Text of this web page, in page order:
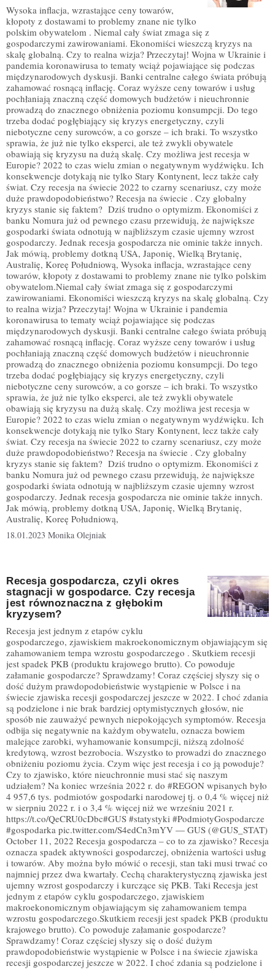
Wysoka inflacja, wzrastające ceny towarów,
kłopoty z dostawami to problemy znane nie tylko
polskim obywatelom . Niemal cały świat zmaga się z
gospodarczymi zawirowaniami. Ekonomiści wieszczą kryzys na
skalę globalną. Czy to realna wizja? Przeczytaj! Wojna w Ukrainie i
pandemia koronawirusa to tematy wciąż pojawiające się podczas
międzynarodowych dyskusji. Banki centralne całego świata próbują
zahamować rosnącą inflację. Coraz wyższe ceny towarów i usług
pochłaniają znaczną część domowych budżetów i nieuchronnie
prowadzą do znacznego obniżenia poziomu konsumpcji. Do tego
trzeba dodać pogłębiający się kryzys energetyczny, czyli
niebotyczne ceny surowców, a co gorsze – ich braki. To wszystko
sprawia, że już nie tylko eksperci, ale też zwykli obywatele
obawiają się kryzysu na dużą skalę. Czy możliwa jest recesja w
Europie? 2022 to czas wielu zmian o negatywnym wydźwięku. Ich
konsekwencje dotykają nie tylko Stary Kontynent, lecz także cały
świat. Czy recesja na świecie 2022 to czarny scenariusz, czy może
duże prawdopodobieństwo? Recesja na świecie . Czy globalny
kryzys stanie się faktem? Dziś trudno o optymizm. Ekonomiści z
banku Nomura już od pewnego czasu przewidują, że największe
gospodarki świata odnotują w najbliższym czasie ujemny wzrost
gospodarczy. Jednak recesja gospodarcza nie ominie także innych.
Jak mówią, problemy dotkną USA, Japonię, Wielką Brytanię,
Australię, Koreę Południową, Wysoka inflacja, wzrastające ceny
towarów, kłopoty z dostawami to problemy znane nie tylko polskim
obywatelom.Niemal cały świat zmaga się z gospodarczymi
zawirowaniami. Ekonomiści wieszczą kryzys na skalę globalną. Czy
to realna wizja? Przeczytaj! Wojna w Ukrainie i pandemia
koronawirusa to tematy wciąż pojawiające się podczas
międzynarodowych dyskusji. Banki centralne całego świata próbują
zahamować rosnącą inflację. Coraz wyższe ceny towarów i usług
pochłaniają znaczną część domowych budżetów i nieuchronnie
prowadzą do znacznego obniżenia poziomu konsumpcji. Do tego
trzeba dodać pogłębiający się kryzys energetyczny, czyli
niebotyczne ceny surowców, a co gorsze – ich braki. To wszystko
sprawia, że już nie tylko eksperci, ale też zwykli obywatele
obawiają się kryzysu na dużą skalę. Czy możliwa jest recesja w
Europie? 2022 to czas wielu zmian o negatywnym wydźwięku. Ich
konsekwencje dotykają nie tylko Stary Kontynent, lecz także cały
świat. Czy recesja na świecie 2022 to czarny scenariusz, czy może
duże prawdopodobieństwo? Recesja na świecie . Czy globalny
kryzys stanie się faktem? Dziś trudno o optymizm. Ekonomiści z
banku Nomura już od pewnego czasu przewidują, że największe
gospodarki świata odnotują w najbliższym czasie ujemny wzrost
gospodarczy. Jednak recesja gospodarcza nie ominie także innych.
Jak mówią, problemy dotkną USA, Japonię, Wielką Brytanię,
Australię, Koreę Południową,
18.01.2023 Monika Olejniak
Recesja gospodarcza, czyli okres
stagnacji w gospodarce. Czy recesja
jest równoznaczna z głębokim
kryzysem?
Recesja jest jednym z etapów cyklu
gospodarczego, zjawiskiem makroekonomicznym objawiającym się
zahamowaniem tempa wzrostu gospodarczego . Skutkiem recesji
jest spadek PKB (produktu krajowego brutto). Co powoduje
załamanie gospodarcze? Sprawdzamy! Coraz częściej słyszy się o
dość dużym prawdopodobieństwie wystąpienie w Polsce i na
świecie zjawiska recesji gospodarczej jeszcze w 2022. I choć zdania
są podzielone i nie brak bardziej optymistycznych głosów, nie
sposób nie zauważyć pewnych niepokojących symptomów. Recesja
odbija się negatywnie na każdym obywatelu, oznacza bowiem
malejące zarobki, wyhamowanie konsumpcji, niższą zdolność
kredytową, wzrost bezrobocia. Wszystko to prowadzi do znacznego
obniżeniu poziomu życia. Czym więc jest recesja i co ją powoduje?
Czy to zjawisko, które nieuchronnie musi stać się naszym
udziałem? Na koniec września 2022 r. do #REGON wpisanych było
4 957,6 tys. podmiotów gospodarki narodowej tj. o 0,4 % więcej niż
w sierpniu 2022 r. i o 3,4 % więcej niż we wrześniu 2021 r.
https://t.co/QeCRU0cDbc#GUS #statystyki #PodmiotyGospodarcze
#gospodarka pic.twitter.com/S4edCn3mYV — GUS (@GUS_STAT)
October 11, 2022 Recesja gospodarcza – co to za zjawisko? Recesja
oznacza spadek aktywności gospodarczej, obniżenia wartości usług
i towarów. Aby można było mówić o recesji, stan taki musi trwać co
najmniej przez dwa kwartały. Cechą charakterystyczną zjawiska jest
ujemny wzrost gospodarczy i kurczące się PKB. Taki Recesja jest
jednym z etapów cyklu gospodarczego, zjawiskiem
makroekonomicznym objawiającym się zahamowaniem tempa
wzrostu gospodarczego.Skutkiem recesji jest spadek PKB (produktu
krajowego brutto). Co powoduje załamanie gospodarcze?
Sprawdzamy! Coraz częściej słyszy się o dość dużym
prawdopodobieństwie wystąpienie w Polsce i na świecie zjawiska
recesji gospodarczej jeszcze w 2022. I choć zdania są podzielone i